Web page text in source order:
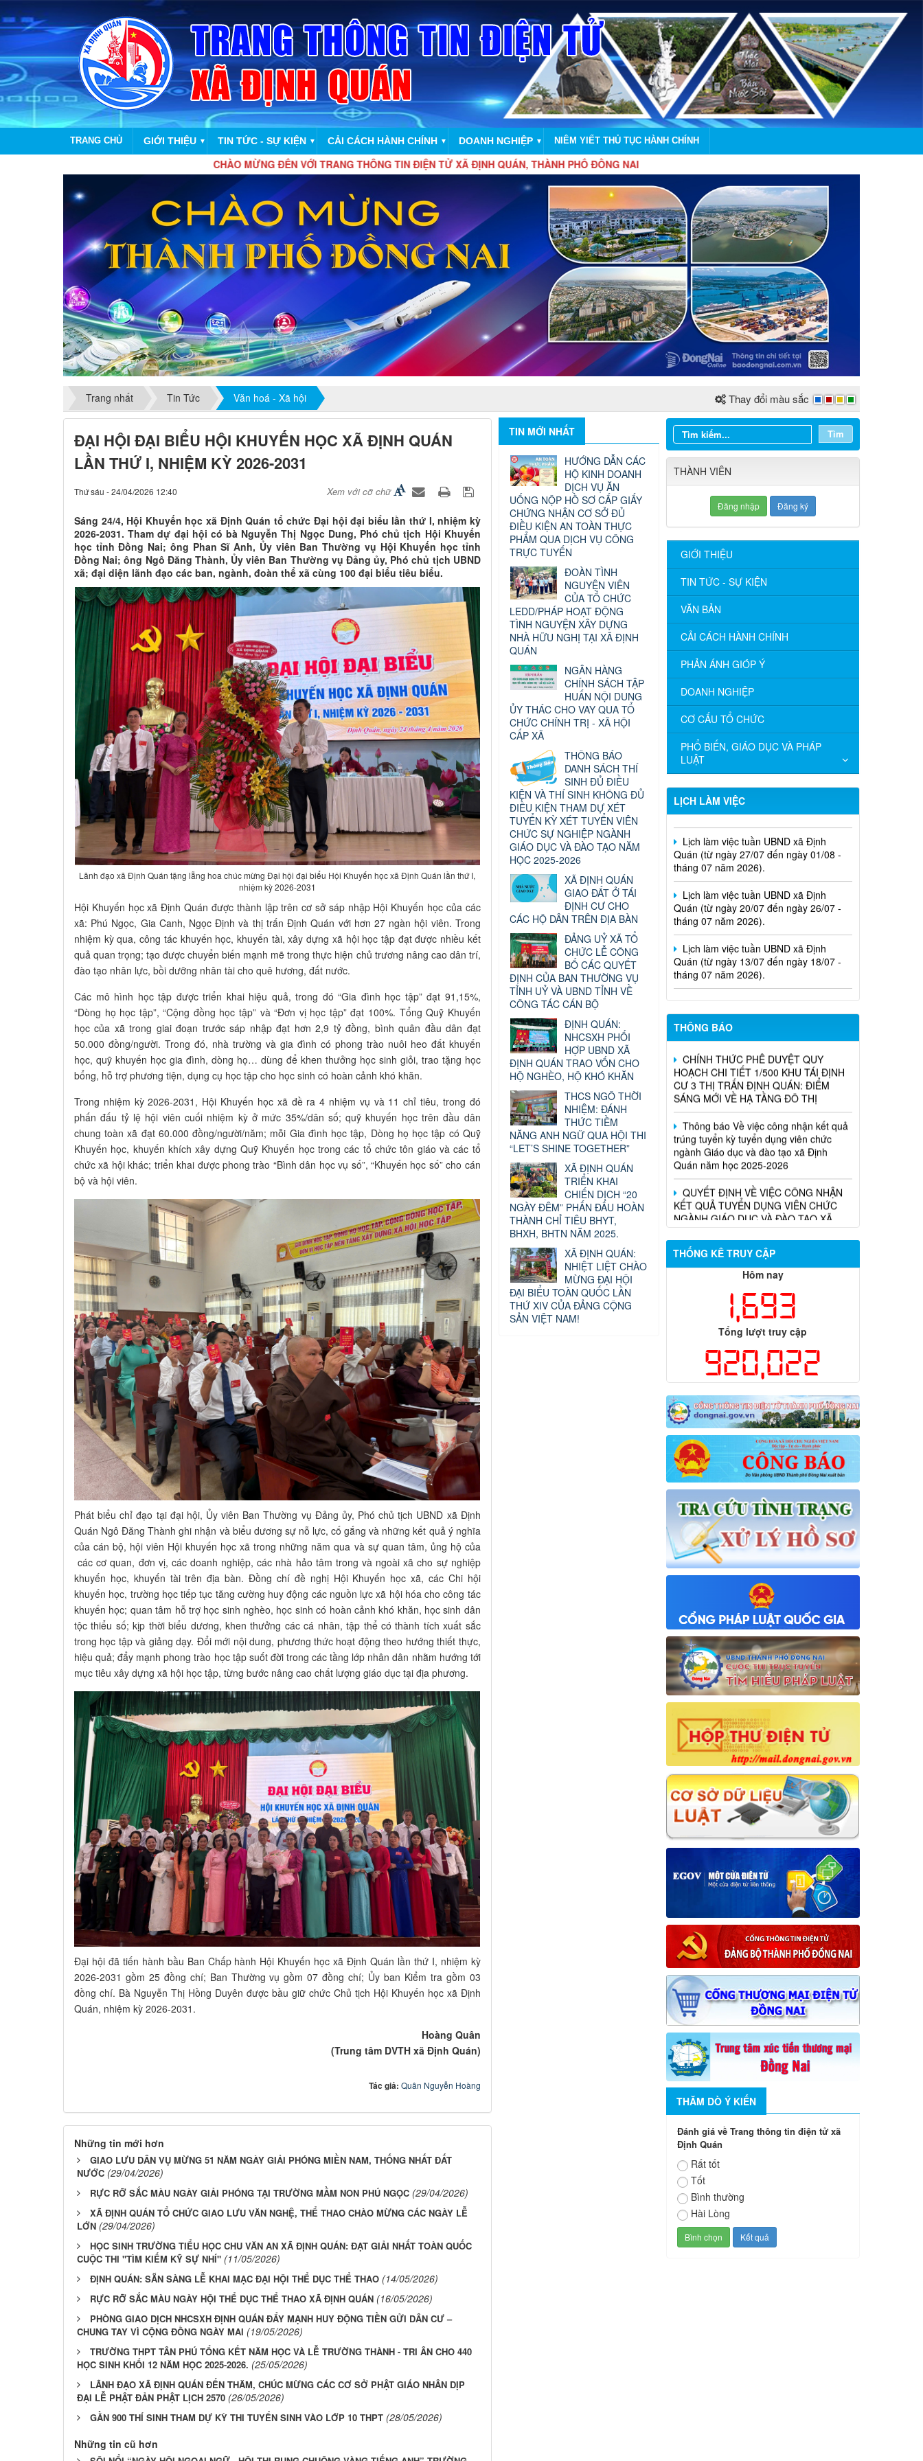
TRANG CHỦ GIỚI THIỆU ▼ TIN TỨC - SỰ KIỆN ▼ CẢI CÁCH HÀNH CHÍNH ▼ DOANH NGHIỆP ▼ NIÊM YIẾT THỦ TỤC HÀNH CHÍNH
CHÀO MỪNG ĐẾN VỚI TRANG THÔNG TIN ĐIỆN TỬ XÃ ĐỊNH QUÁN, THÀNH PHỐ ĐỒNG NAI
Trang nhất Tin Tức Văn hoá - Xã hội Thay đổi màu sắc
ĐẠI HỘI ĐẠI BIỂU HỘI KHUYẾN HỌC XÃ ĐỊNH QUÁN
LẦN THỨ I, NHIỆM KỲ 2026-2031
Thứ sáu - 24/04/2026 12:40 Xem với cỡ chữ
Sáng 24/4, Hội Khuyến học xã Định Quán tổ chức Đại hội đại biểu lần thứ I, nhiệm kỳ
2026-2031. Tham dự đại hội có bà Nguyễn Thị Ngọc Dung, Phó chủ tịch Hội Khuyến
học tỉnh Đồng Nai; ông Phan Sĩ Anh, Ủy viên Ban Thường vụ Hội Khuyến học tỉnh
Đồng Nai; ông Ngô Đăng Thành, Ủy viên Ban Thường vụ Đảng ủy, Phó chủ tịch UBND
xã; đại diện lãnh đạo các ban, ngành, đoàn thể xã cùng 100 đại biểu tiêu biểu.
Lãnh đạo xã Định Quán tặng lẵng hoa chúc mừng Đại hội đại biểu Hội Khuyến học xã Định Quán lần thứ I,
nhiệm kỳ 2026-2031
Hội Khuyến học xã Định Quán được thành lập trên cơ sở sáp nhập Hội Khuyến học của các
xã: Phú Ngọc, Gia Canh, Ngọc Định và thị trấn Định Quán với hơn 27 ngàn hội viên. Trong
nhiệm kỳ qua, công tác khuyến học, khuyến tài, xây dựng xã hội học tập đạt được nhiều kết
quả quan trọng; tạo được chuyển biến mạnh mẽ trong thực hiện chủ trương nâng cao dân trí,
đào tạo nhân lực, bồi dưỡng nhân tài cho quê hương, đất nước.
Các mô hình học tập được triển khai hiệu quả, trong đó “Gia đình học tập” đạt 91,15%,
“Dòng họ học tập”, “Cộng đồng học tập” và “Đơn vị học tập” đạt 100%. Tổng Quỹ Khuyến
học của xã trong giai đoạn trước sáp nhập đạt hơn 2,9 tỷ đồng, bình quân đầu dân đạt
50.000 đồng/người. Trong đó, nhà trường và gia đình có phong trào nuôi heo đất khuyến
học, quỹ khuyến học gia đình, dòng họ… dùng để khen thưởng học sinh giỏi, trao tặng học
bổng, hỗ trợ phương tiện, dụng cụ học tập cho học sinh có hoàn cảnh khó khăn.
Trong nhiệm kỳ 2026-2031, Hội Khuyến học xã đề ra 4 nhiệm vụ và 11 chỉ tiêu, trong đó
phấn đấu tỷ lệ hội viên cuối nhiệm kỳ ở mức 35%/dân số; quỹ khuyến học trên đầu dân
chung toàn xã đạt 60.000 đồng/người/năm; mỗi Gia đình học tập, Dòng họ học tập có Quỹ
Khuyến học, khuyến khích xây dựng Quỹ Khuyến học trong các tổ chức tôn giáo và các tổ
chức xã hội khác; triển khai được phong trào “Bình dân học vụ số”, “Khuyến học số” cho cán
bộ và hội viên.
Phát biểu chỉ đạo tại đại hội, Ủy viên Ban Thường vụ Đảng ủy, Phó chủ tịch UBND xã Định
Quán Ngô Đăng Thành ghi nhận và biểu dương sự nỗ lực, cố gắng và những kết quả ý nghĩa
của cán bộ, hội viên Hội khuyến học xã trong những năm qua và sự quan tâm, ủng hộ của
các cơ quan, đơn vị, các doanh nghiệp, các nhà hảo tâm trong và ngoài xã cho sự nghiệp
khuyến học, khuyến tài trên địa bàn. Đồng chí đề nghị Hội Khuyến học xã, các Chi hội
khuyến học, trường học tiếp tục tăng cường huy động các nguồn lực xã hội hóa cho công tác
khuyến học; quan tâm hỗ trợ học sinh nghèo, học sinh có hoàn cảnh khó khăn, học sinh dân
tộc thiểu số; kịp thời biểu dương, khen thưởng các cá nhân, tập thể có thành tích xuất sắc
trong học tập và giảng dạy. Đổi mới nội dung, phương thức hoạt động theo hướng thiết thực,
hiệu quả; đẩy mạnh phong trào học tập suốt đời trong các tầng lớp nhân dân nhằm hướng tới
mục tiêu xây dựng xã hội học tập, từng bước nâng cao chất lượng giáo dục tại địa phương.
Đại hội đã tiến hành bầu Ban Chấp hành Hội Khuyến học xã Định Quán lần thứ I, nhiệm kỳ
2026-2031 gồm 25 đồng chí; Ban Thường vụ gồm 07 đồng chí; Ủy ban Kiểm tra gồm 03
đồng chí. Bà Nguyễn Thị Hồng Duyên được bầu giữ chức Chủ tịch Hội Khuyến học xã Định
Quán, nhiệm kỳ 2026-2031.
Hoàng Quân
(Trung tâm DVTH xã Định Quán)
Tác giả: Quân Nguyễn Hoàng
Những tin mới hơn
GIAO LƯU DÂN VỤ MỪNG 51 NĂM NGÀY GIẢI PHÓNG MIỀN NAM, THỐNG NHẤT ĐẤT
NƯỚC (29/04/2026)
RỰC RỠ SẮC MÀU NGÀY GIẢI PHÓNG TẠI TRƯỜNG MẦM NON PHÚ NGỌC (29/04/2026)
XÃ ĐỊNH QUÁN TỔ CHỨC GIAO LƯU VĂN NGHỆ, THỂ THAO CHÀO MỪNG CÁC NGÀY LỄ
LỚN (29/04/2026)
HỌC SINH TRƯỜNG TIỂU HỌC CHU VĂN AN XÃ ĐỊNH QUÁN: ĐẠT GIẢI NHẤT TOÀN QUỐC
CUỘC THI "TÌM KIẾM KỸ SỰ NHÍ" (11/05/2026)
ĐỊNH QUÁN: SẴN SÀNG LỄ KHAI MẠC ĐẠI HỘI THỂ DỤC THỂ THAO (14/05/2026)
RỰC RỠ SẮC MÀU NGÀY HỘI THỂ DỤC THỂ THAO XÃ ĐỊNH QUÁN (16/05/2026)
PHÒNG GIAO DỊCH NHCSXH ĐỊNH QUÁN ĐẨY MẠNH HUY ĐỘNG TIỀN GỬI DÂN CƯ –
CHUNG TAY VÌ CỘNG ĐỒNG NGÀY MAI (19/05/2026)
TRƯỜNG THPT TÂN PHÚ TỔNG KẾT NĂM HỌC VÀ LỄ TRƯỜNG THÀNH - TRI ÂN CHO 440
HỌC SINH KHỐI 12 NĂM HỌC 2025-2026. (25/05/2026)
LÃNH ĐẠO XÃ ĐỊNH QUÁN ĐẾN THĂM, CHÚC MỪNG CÁC CƠ SỞ PHẬT GIÁO NHÂN DỊP
ĐẠI LỄ PHẬT ĐẢN PHẬT LỊCH 2570 (26/05/2026)
GẦN 900 THÍ SINH THAM DỰ KỲ THI TUYỂN SINH VÀO LỚP 10 THPT (28/05/2026)
Những tin cũ hơn
Tìm
THÀNH VIÊN
Đăng nhập Đăng ký
GIỚI THIỆU
TIN TỨC - SỰ KIỆN
VĂN BẢN
CẢI CÁCH HÀNH CHÍNH
PHẢN ÁNH GIÓP Ý
DOANH NGHIỆP
CƠ CẤU TỔ CHỨC
PHỔ BIẾN, GIÁO DỤC VÀ PHÁP
LUẬT
LỊCH LÀM VIỆC
Lịch làm việc tuần UBND xã Định
Quán (từ ngày 03/08 đến ngày 08/08 -
tháng 08 năm 2026).
Lịch làm việc tuần UBND xã Định
Quán (từ ngày 27/07 đến ngày 01/08 -
tháng 07 năm 2026).
Lịch làm việc tuần UBND xã Định
Quán (từ ngày 20/07 đến ngày 26/07 -
tháng 07 năm 2026).
Lịch làm việc tuần UBND xã Định
Quán (từ ngày 13/07 đến ngày 18/07 -
tháng 07 năm 2026).
THÔNG BÁO
Nghị Quyết Về việc sắp xếp, điều
chỉnh, đổi tên các ấp trên địa bàn xã
Định Quán
CHÍNH THỨC PHÊ DUYỆT QUY
HOẠCH CHI TIẾT 1/500 KHU TÁI ĐỊNH
CƯ 3 THỊ TRẤN ĐỊNH QUÁN: ĐIỂM
SÁNG MỚI VỀ HẠ TẦNG ĐÔ THỊ
Thông báo Về việc công nhận kết quả
trúng tuyển kỳ tuyển dụng viên chức
ngành Giáo dục và đào tạo xã Định
Quán năm học 2025-2026
QUYẾT ĐỊNH VỀ VIỆC CÔNG NHẬN
KẾT QUẢ TUYỂN DỤNG VIÊN CHỨC
NGÀNH GIÁO DỤC VÀ ĐÀO TẠO XÃ
ĐỊNH QUÁN NĂM HỌC 2025-2026
THỐNG KÊ TRUY CẬP
Hôm nay
1,693
Tổng lượt truy cập
920,022
THĂM DÒ Ý KIẾN
Đánh giá về Trang thông tin điện tử xã
Định Quán
Rất tốt
Tốt
Bình thường
Hài Lòng
TIN MỚI NHẤT
HƯỚNG DẪN CÁC
HỘ KINH DOANH
DỊCH VỤ ĂN
UỐNG NỘP HỒ SƠ CẤP GIẤY
CHỨNG NHẬN CƠ SỞ ĐỦ
ĐIỀU KIỆN AN TOÀN THỰC
PHẨM QUA DỊCH VỤ CÔNG
TRỰC TUYẾN
ĐOÀN TÌNH
NGUYỆN VIÊN
CỦA TỔ CHỨC
LEDD/PHÁP HOẠT ĐỘNG
TÌNH NGUYỆN XÂY DỰNG
NHÀ HỮU NGHỊ TẠI XÃ ĐỊNH
QUÁN
NGÂN HÀNG
CHÍNH SÁCH TẬP
HUẤN NỘI DUNG
ỦY THÁC CHO VAY QUA TỔ
CHỨC CHÍNH TRỊ - XÃ HỘI
CẤP XÃ
THÔNG BÁO
DANH SÁCH THÍ
SINH ĐỦ ĐIỀU
KIỆN VÀ THÍ SINH KHÔNG ĐỦ
ĐIỀU KIỆN THAM DỰ XÉT
TUYỂN KỲ XÉT TUYỂN VIÊN
CHỨC SỰ NGHIỆP NGÀNH
GIÁO DỤC VÀ ĐÀO TẠO NĂM
HỌC 2025-2026
XÃ ĐỊNH QUÁN
GIAO ĐẤT Ở TÁI
ĐỊNH CƯ CHO
CÁC HỘ DÂN TRÊN ĐỊA BÀN
ĐẢNG UỶ XÃ TỔ
CHỨC LỄ CÔNG
BỐ CÁC QUYẾT
ĐỊNH CỦA BAN THƯỜNG VỤ
TỈNH UỶ VÀ UBND TỈNH VỀ
CÔNG TÁC CÁN BỘ
ĐỊNH QUÁN:
NHCSXH PHỐI
HỢP UBND XÃ
ĐỊNH QUÁN TRAO VỐN CHO
HỘ NGHÈO, HỘ KHÓ KHĂN
THCS NGÔ THỜI
NHIỆM: ĐÁNH
THỨC TIỀM
NĂNG ANH NGỮ QUA HỘI THI
“LET’S SHINE TOGETHER”
XÃ ĐỊNH QUÁN
TRIỂN KHAI
CHIẾN DỊCH “20
NGÀY ĐÊM” PHẤN ĐẤU HOÀN
THÀNH CHỈ TIÊU BHYT,
BHXH, BHTN NĂM 2025.
XÃ ĐỊNH QUÁN:
NHIỆT LIỆT CHÀO
MỪNG ĐẠI HỘI
ĐẠI BIỂU TOÀN QUỐC LẦN
THỨ XIV CỦA ĐẢNG CỘNG
SẢN VIỆT NAM!